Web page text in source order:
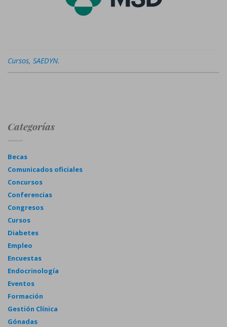
Cursos, SAEDYN.
Categorías
Becas
Comunicados oficiales
Concursos
Conferencias
Congresos
Cursos
Diabetes
Empleo
Encuestas
Endocrinología
Eventos
Formación
Gestión Clínica
Gónadas